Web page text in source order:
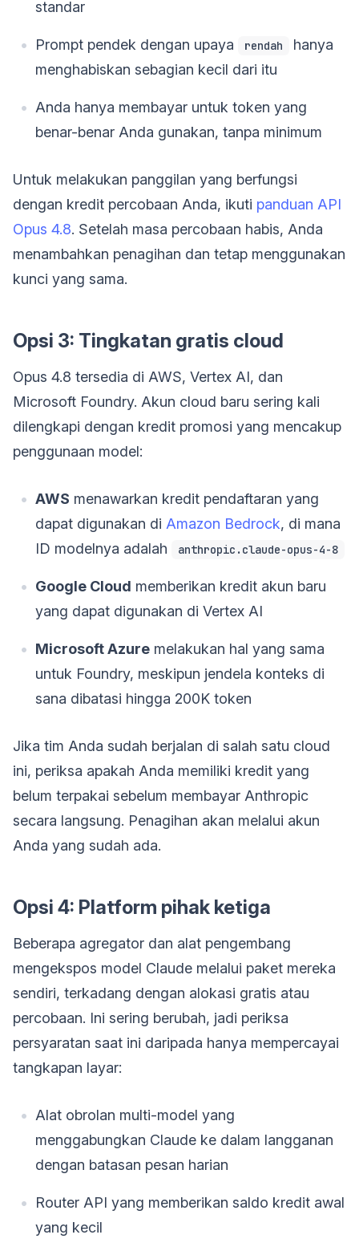
standar
Prompt pendek dengan upaya rendah
hanya
menghabiskan sebagian kecil dari itu
Anda hanya membayar untuk token yang
benar-benar Anda gunakan, tanpa minimum
Untuk melakukan panggilan yang berfungsi
dengan kredit percobaan Anda, ikuti panduan API
Opus 4.8. Setelah masa percobaan habis, Anda
menambahkan penagihan dan tetap menggunakan
kunci yang sama.
Opsi 3: Tingkatan gratis cloud
Opus 4.8 tersedia di AWS, Vertex AI, dan
Microsoft Foundry. Akun cloud baru sering kali
dilengkapi dengan kredit promosi yang mencakup
penggunaan model:
AWS menawarkan kredit pendaftaran yang
dapat digunakan di Amazon Bedrock, di mana
ID modelnya adalah
anthropic.claude-opus-4-8
Google Cloud memberikan kredit akun baru
yang dapat digunakan di Vertex AI
Microsoft Azure melakukan hal yang sama
untuk Foundry, meskipun jendela konteks di
sana dibatasi hingga 200K token
Jika tim Anda sudah berjalan di salah satu cloud
ini, periksa apakah Anda memiliki kredit yang
belum terpakai sebelum membayar Anthropic
secara langsung. Penagihan akan melalui akun
Anda yang sudah ada.
Opsi 4: Platform pihak ketiga
Beberapa agregator dan alat pengembang
mengekspos model Claude melalui paket mereka
sendiri, terkadang dengan alokasi gratis atau
percobaan. Ini sering berubah, jadi periksa
persyaratan saat ini daripada hanya mempercayai
tangkapan layar:
Alat obrolan multi-model yang
menggabungkan Claude ke dalam langganan
dengan batasan pesan harian
Router API yang memberikan saldo kredit awal
yang kecil